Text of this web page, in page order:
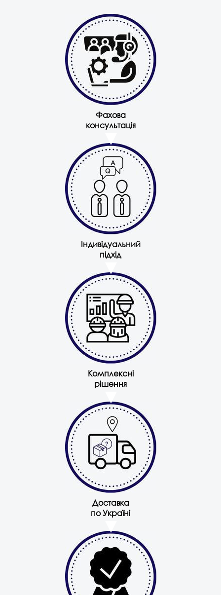
Фахова
консультація
Індивідуальний
підхід
Комплексні
рішення
Доставка
по Україні